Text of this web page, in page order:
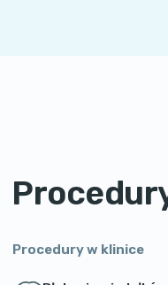
Procedury w klinice